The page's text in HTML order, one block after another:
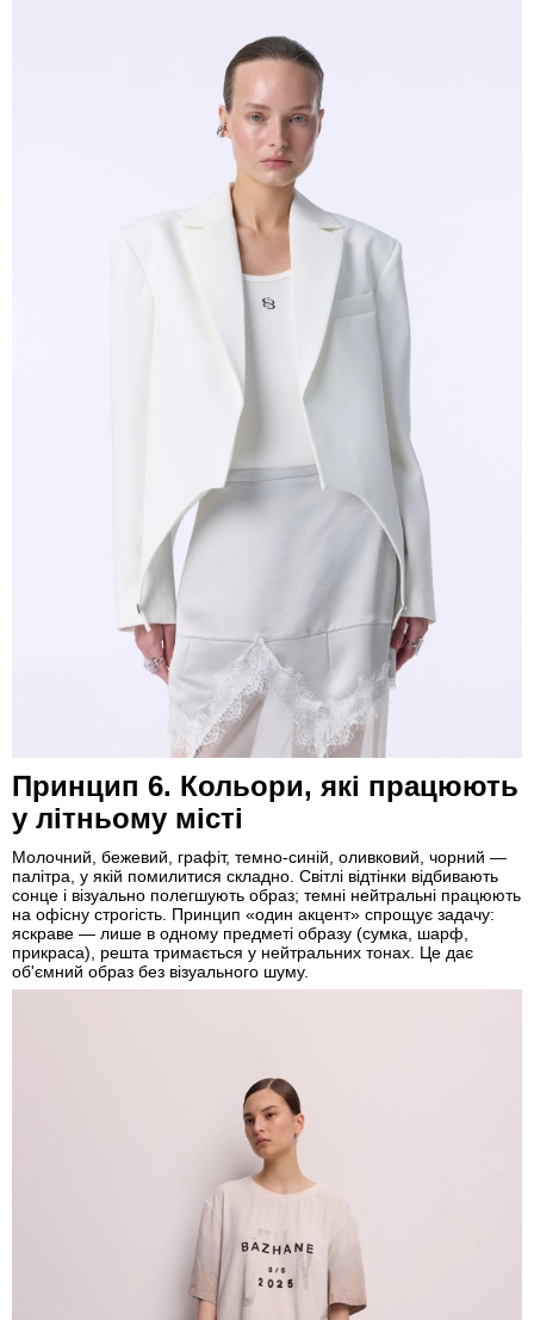
Принцип 6. Кольори, які працюють
у літньому місті
Молочний, бежевий, графіт, темно-синій, оливковий, чорний —
палітра, у якій помилитися складно. Світлі відтінки відбивають
сонце і візуально полегшують образ; темні нейтральні працюють
на офісну строгість. Принцип «один акцент» спрощує задачу:
яскраве — лише в одному предметі образу (сумка, шарф,
прикраса), решта тримається у нейтральних тонах. Це дає
об'ємний образ без візуального шуму.